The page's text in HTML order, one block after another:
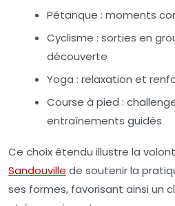
Pétanque : moments
Cyclisme : sorties en
découverte
Yoga : relaxation et
Course à pied :
entraînements guidés
Ce choix étendu illustre la
Sandouville de soutenir la
ses formes, favorisant ainsi un